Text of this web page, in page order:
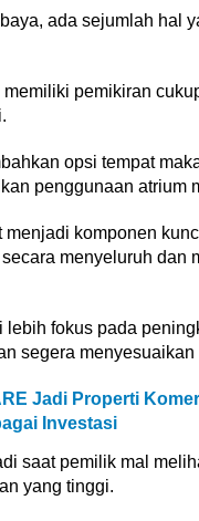
ada sejumlah hal
pemikiran
opsi tempat
penggunaan atrium
menjadi komponen
menyeluruh dan
lebih fokus pada
segera menyesuaikan
Jadi Properti
Investasi
saat pemilik mal
yang tinggi.